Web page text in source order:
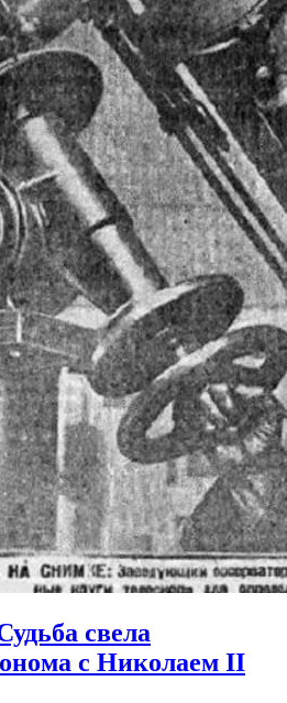
свела
с Николаем II